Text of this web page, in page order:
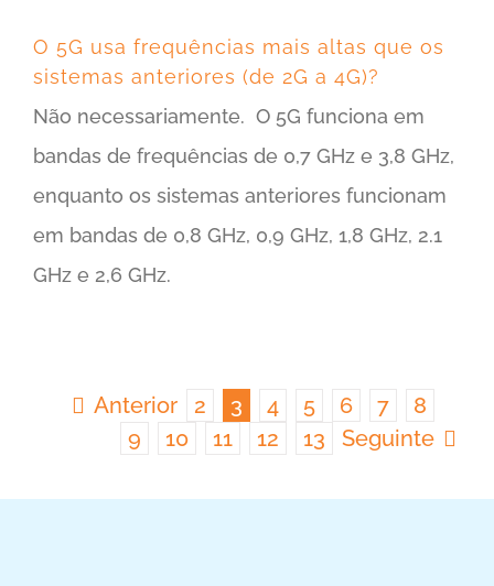
O 5G usa frequências mais altas que os
sistemas anteriores (de 2G a 4G)?
Não necessariamente. O 5G funciona em
bandas de frequências de 0,7 GHz e 3,8 GHz,
enquanto os sistemas anteriores funcionam
em bandas de 0,8 GHz, 0,9 GHz, 1,8 GHz, 2.1
GHz e 2,6 GHz.
Anterior 2 3 4 5 6 7
8
9
10 11 12 13 Seguinte